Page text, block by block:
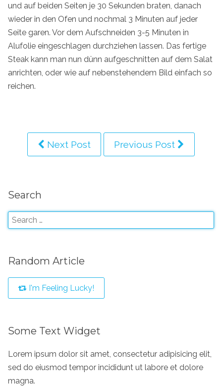
und auf beiden Seiten je 30 Sekunden braten, danach
wieder in den Ofen und nochmal 3 Minuten auf jeder
Seite garen. Vor dem Aufschneiden 3-5 Minuten in
Alufolie eingeschlagen durchziehen lassen. Das fertige
Steak kann man nun dünn aufgeschnitten auf dem Salat
anrichten, oder wie auf nebenstehendem Bild einfach so
reichen.
Next Post Previous Post
Search
Random Article
I'm Feeling Lucky!
Some Text Widget
Lorem ipsum dolor sit amet, consectetur adipisicing elit,
sed do eiusmod tempor incididunt ut labore et dolore
magna.